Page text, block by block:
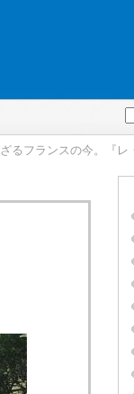
るフランスの今。『レ